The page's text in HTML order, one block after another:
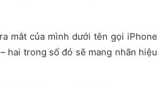
mắt của mình dưới tên gọi iPhone
hai trong số đó sẽ mang nhãn hiệu